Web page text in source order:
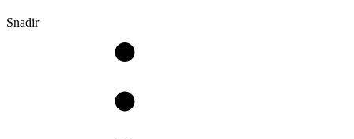
Snadir